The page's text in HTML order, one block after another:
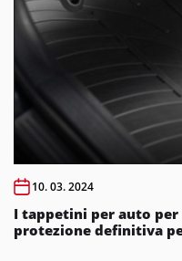
10. 03. 2024
I tappetini per auto
protezione definitiva